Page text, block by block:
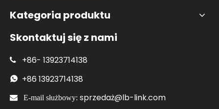
Kategoria produktu
Skontaktuj się z nami
 +86- 13923714138
 +86 13923714138
 E-mail służbowy: sprzedaż@lb-link.com